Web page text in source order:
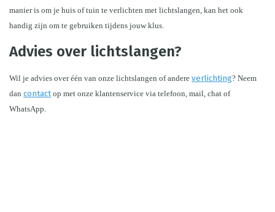
manier is om je huis of tuin te verlichten met lichtslangen, kan het ook
handig zijn om te gebruiken tijdens jouw klus.
Advies over lichtslangen?
Wil je advies over één van onze lichtslangen of andere verlichting? Neem
dan contact op met onze klantenservice via telefoon, mail, chat of
WhatsApp.